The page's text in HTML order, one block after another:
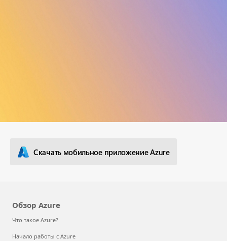
Скачать мобильное приложение Azure
Обзор Azure
Что такое Azure?
Начало работы с Azure